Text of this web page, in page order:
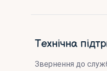
Технічна
Звернення до